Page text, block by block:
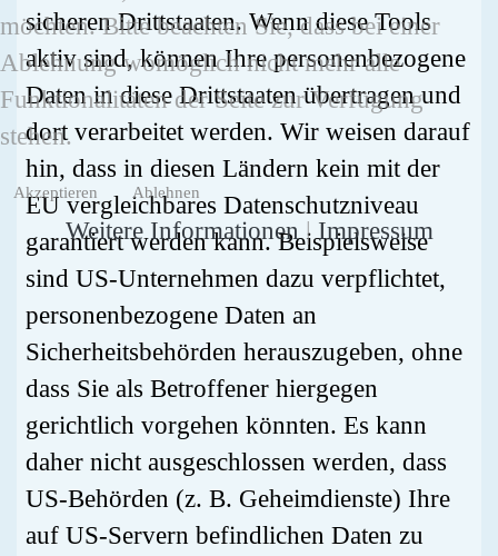
sicheren Drittstaaten. Wenn diese Tools
aktiv sind, können Ihre personenbezogene
Daten in diese Drittstaaten übertragen und
dort verarbeitet werden. Wir weisen darauf
hin, dass in diesen Ländern kein mit der
EU vergleichbares Datenschutzniveau
garantiert werden kann. Beispielsweise
sind US-Unternehmen dazu verpflichtet,
personenbezogene Daten an
Sicherheitsbehörden herauszugeben, ohne
dass Sie als Betroffener hiergegen
gerichtlich vorgehen könnten. Es kann
daher nicht ausgeschlossen werden, dass
US-Behörden (z. B. Geheimdienste) Ihre
auf US-Servern befindlichen Daten zu
möchten. Bitte beachten Sie, dass bei einer
Ablehnung womöglich nicht mehr alle
Funktionalitäten der Seite zur Verfügung
stehen.
Akzeptieren Ablehnen
Weitere Informationen | Impressum